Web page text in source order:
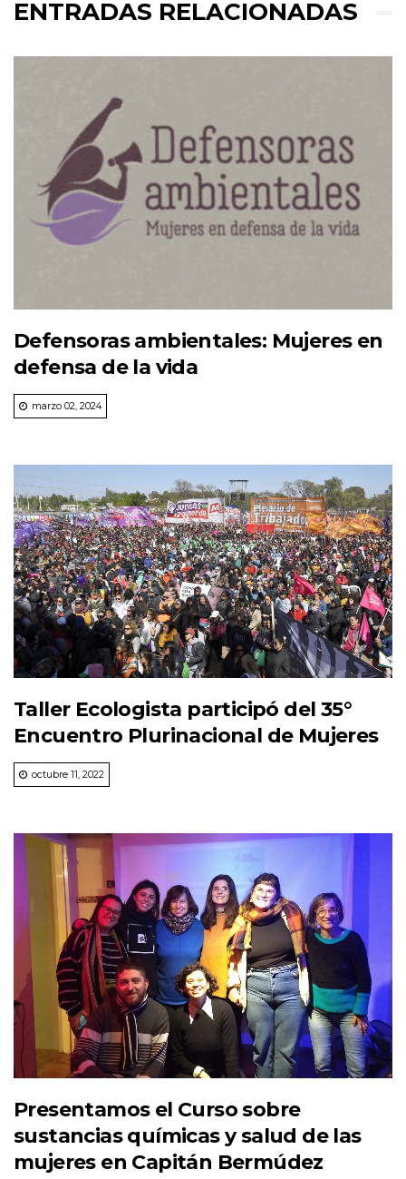
ENTRADAS RELACIONADAS
Defensoras ambientales: Mujeres en
defensa de la vida
marzo 02, 2024
Taller Ecologista participó del 35°
Encuentro Plurinacional de Mujeres
octubre 11, 2022
Presentamos el Curso sobre
sustancias químicas y salud de las
mujeres en Capitán Bermúdez